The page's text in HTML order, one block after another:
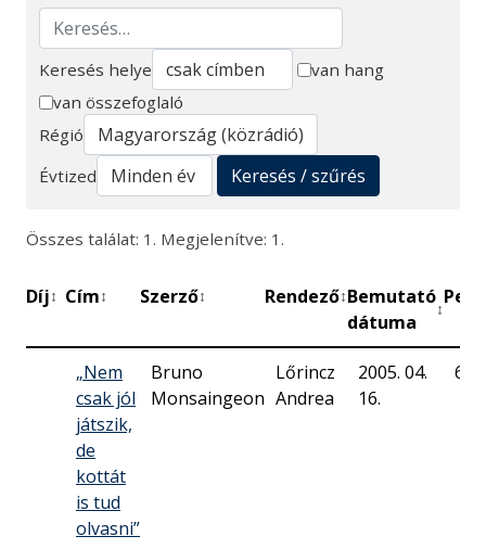
Keresés
Keresés helye
van hang
van összefoglaló
Régió
Évtized
Keresés / szűrés
Összes találat: 1. Megjelenítve: 1.
Díj↕ Cím↕ Szerző↕ Rendező↕Bemutató
dátuma
↕
Perc
„Nem
csak jól
játszik,
de
kottát
is tud
olvasni”
Bruno
Monsaingeon
Lőrincz
Andrea
2005. 04.
16.
60